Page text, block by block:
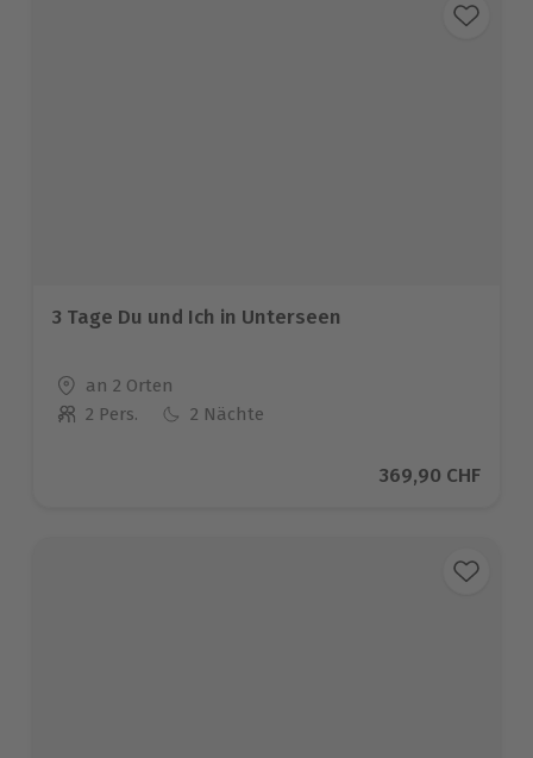
3 Tage Du und Ich in Unterseen
Standort
an 2 Orten
Anzahl der Teilnehmer
2 Pers. 2 Nächte
Aktueller Preis
369,90 CHF